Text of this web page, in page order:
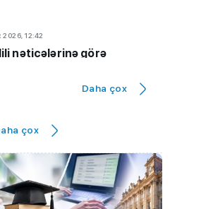
2026, 12:42
nəticələrinə görə
səthində nəhəng kosmik
edib
Daha çox
çox